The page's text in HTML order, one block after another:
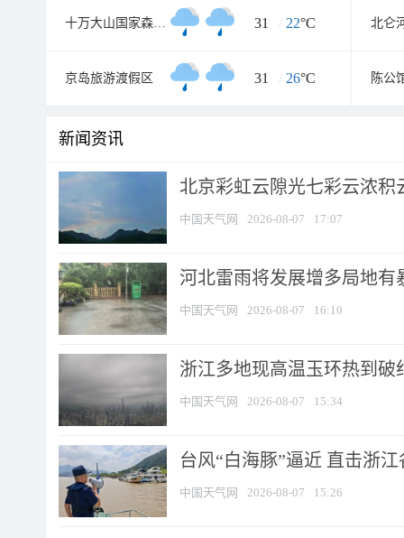
十万大山国家森林公园 31 / 22°C 北仑
京岛旅游渡假区 31 / 26°C 陈公
新闻资讯
北京彩虹云隙光七彩云浓积
中国天气网 2026-08-07 17:07
河北雷雨将发展增多局地有
中国天气网 2026-08-07 16:10
浙江多地现高温玉环热到破
中国天气网 2026-08-07 15:34
台风“白海豚”逼近 直击浙
中国天气网 2026-08-07 15:26